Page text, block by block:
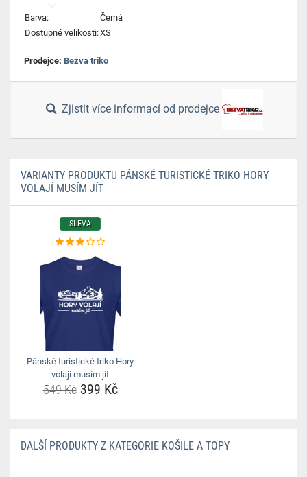
Barva:
Černá
Dostupné velikosti:XS
Prodejce: Bezva triko
Zjistit více informací od prodejce
VARIANTY PRODUKTU PÁNSKÉ TURISTICKÉ TRIKO HORY
VOLAJÍ MUSÍM JÍT
SLEVA
Pánské turistické triko Hory
volají musím jít
549 Kč399 Kč
DALŠÍ PRODUKTY Z KATEGORIE KOŠILE A TOPY